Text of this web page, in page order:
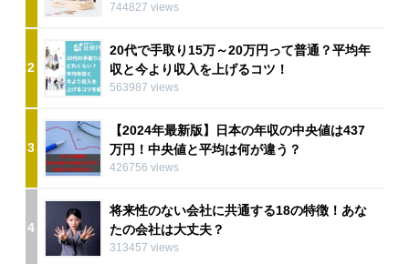
744827 views
2
20代で手取り15万～20万円って普通？平均年
収と今より収入を上げるコツ！
563987 views
3
【2024年最新版】日本の年収の中央値は437
万円！中央値と平均は何が違う？
426756 views
4
将来性のない会社に共通する18の特徴！あな
たの会社は大丈夫？
313457 views